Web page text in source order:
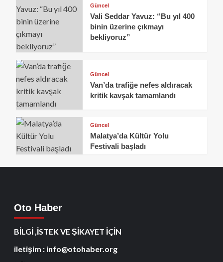
Güncel
Vali Seddar Yavuz: “Bu yıl 400
binin üzerine çıkmayı
bekliyoruz”
Güncel
Van’da trafiğe nefes aldıracak
kritik kavşak tamamlandı
Güncel
Malatya’da Kültür Yolu
Festivali başladı
Oto Haber
BİLGİ ,İSTEK VE ŞİKAYET İÇİN
iletişim : info@otohaber.org